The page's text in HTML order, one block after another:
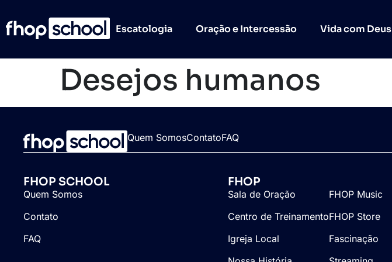
Escatologia Oração e Intercessão Vida com Deus
Desejos humanos
Quem SomosContatoFAQ
FHOP SCHOOL
Quem Somos
Contato
FAQ
FHOP
Sala de Oração
Centro de Treinamento
Igreja Local
FHOP Music
FHOP Store
Fascinação